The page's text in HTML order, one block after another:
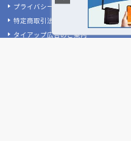
プライバシーポリシー
特定商取引法に基づく表記
タイアップ広告のご案内